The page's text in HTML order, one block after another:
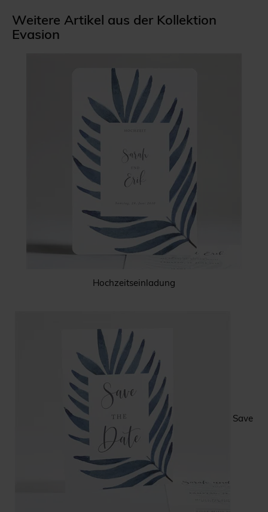
Weitere Artikel aus der Kollektion
Evasion
Hochzeitseinladung
Save